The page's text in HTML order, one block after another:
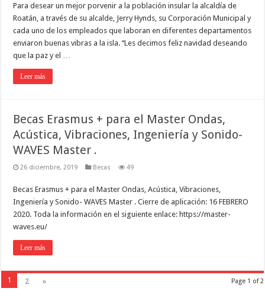
Para desear un mejor porvenir a la población insular la alcaldía de
Roatán, a través de su alcalde, Jerry Hynds, su Corporación Municipal y
cada uno de los empleados que laboran en diferentes departamentos
enviaron buenas vibras a la isla. ‘‘Les decimos feliz navidad deseando
que la paz y el …
Leer más
Becas Erasmus + para el Master Ondas,
Acústica, Vibraciones, Ingeniería y Sonido-
WAVES Master .
26 diciembre, 2019 Becas 49
Becas Erasmus + para el Master Ondas, Acústica, Vibraciones,
Ingeniería y Sonido- WAVES Master . Cierre de aplicación: 16 FEBRERO
2020. Toda la información en el siguiente enlace: https://master-
waves.eu/
Leer más
Page 1 of 2
1 2 »